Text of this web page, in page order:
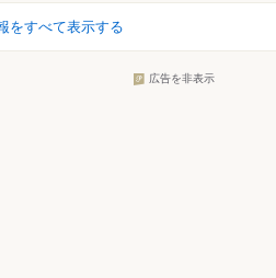
をすべて表示する
広告を非表示